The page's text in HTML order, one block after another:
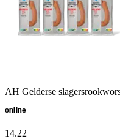
AH Gelderse
online
14.22